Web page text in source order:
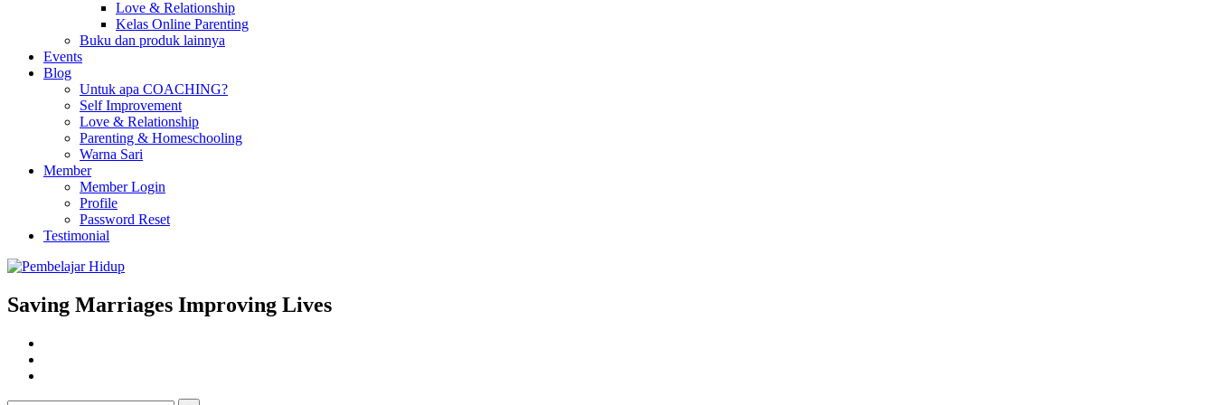
Love & Relationship
Kelas Online Parenting
Buku dan produk lainnya
Events
Blog
Untuk apa COACHING?
Self Improvement
Love & Relationship
Parenting & Homeschooling
Warna Sari
Member
Member Login
Profile
Password Reset
Testimonial
Saving Marriages Improving Lives